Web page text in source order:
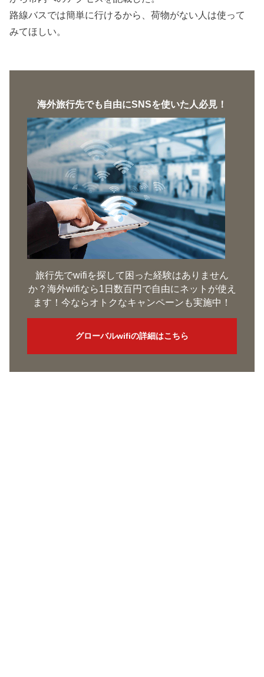
路線バスでは簡単に行けるから、荷物がない人は使って
みてほしい。
海外旅行先でも自由にSNSを使いた人必見！
旅行先でwifiを探して困った経験はありません
か？海外wifiなら1日数百円で自由にネットが使え
ます！今ならオトクなキャンペーンも実施中！
グローバルwifiの詳細はこちら